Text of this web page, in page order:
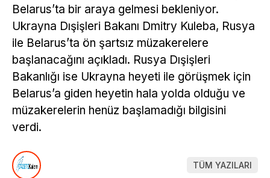
Belarus’ta bir araya gelmesi bekleniyor.
Ukrayna Dışişleri Bakanı Dmitry Kuleba, Rusya
ile Belarus’ta ön şartsız müzakerelere
başlanacağını açıkladı. Rusya Dışişleri
Bakanlığı ise Ukrayna heyeti ile görüşmek için
Belarus’a giden heyetin hala yolda olduğu ve
müzakerelerin henüz başlamadığı bilgisini
verdi.
TÜM YAZILARI